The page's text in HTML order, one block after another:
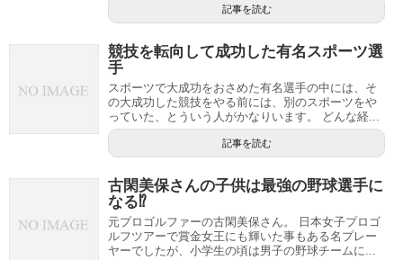
記事を読む
競技を転向して成功した有名スポーツ選
手
スポーツで大成功をおさめた有名選手の中には、そ
の大成功した競技をやる前には、別のスポーツをや
っていた、とういう人がかなりいます。 どんな経...
記事を読む
古閑美保さんの子供は最強の野球選手に
なる⁉︎
元プロゴルファーの古閑美保さん。 日本女子プロゴ
ルフツアーで賞金女王にも輝いた事もある名プレー
ヤーでしたが、小学生の頃は男子の野球チームに...